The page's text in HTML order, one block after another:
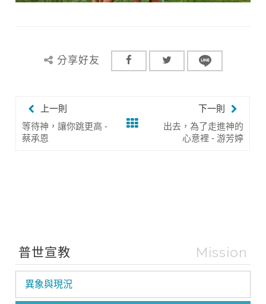
分享好友
上一則
等待神，讓你跳更高 -
蔡承恩
下一則
出去，為了走進神的
心意裡 - 游芳婷
普世宣教 Mission
異象與現況